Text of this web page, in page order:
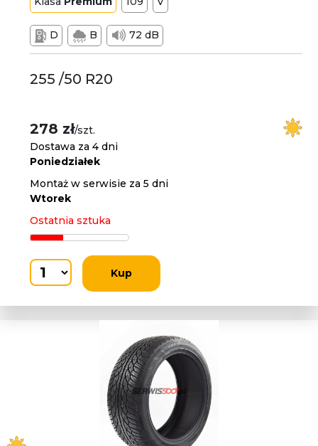
D B 72 dB
255 /50 R20
278 zł/szt.
Dostawa za 4 dni
Poniedziałek
Montaż w serwisie za 5 dni
Wtorek
Ostatnia sztuka
Kup